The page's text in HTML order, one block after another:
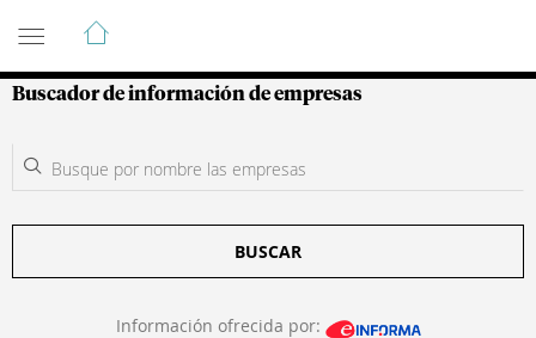
Guía de Empresas Colombianas
Buscador de información de empresas
BUSCAR
Información ofrecida por: